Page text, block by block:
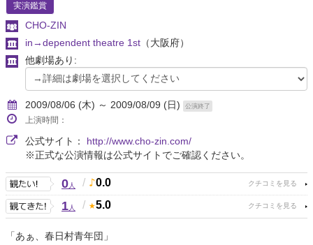
実演鑑賞
CHO-ZIN
in→dependent theatre 1st （大阪府）
他劇場あり:
2009/08/06 (木) ～ 2009/08/09 (日) 公演終了
上演時間：
公式サイト： http://www.cho-zin.com/
※正式な公演情報は公式サイトでご確認ください。
0人 / 0.0
1人 / 5.0
「あぁ、春日村青年団」